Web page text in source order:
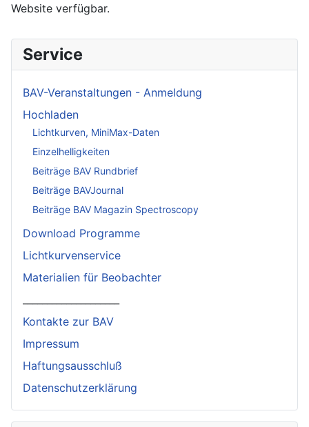
Website verfügbar.
Service
BAV-Veranstaltungen - Anmeldung
Hochladen
Lichtkurven, MiniMax-Daten
Einzelhelligkeiten
Beiträge BAV Rundbrief
Beiträge BAVJournal
Beiträge BAV Magazin Spectroscopy
Download Programme
Lichtkurvenservice
Materialien für Beobachter
Kontakte zur BAV
Impressum
Haftungsausschluß
Datenschutzerklärung